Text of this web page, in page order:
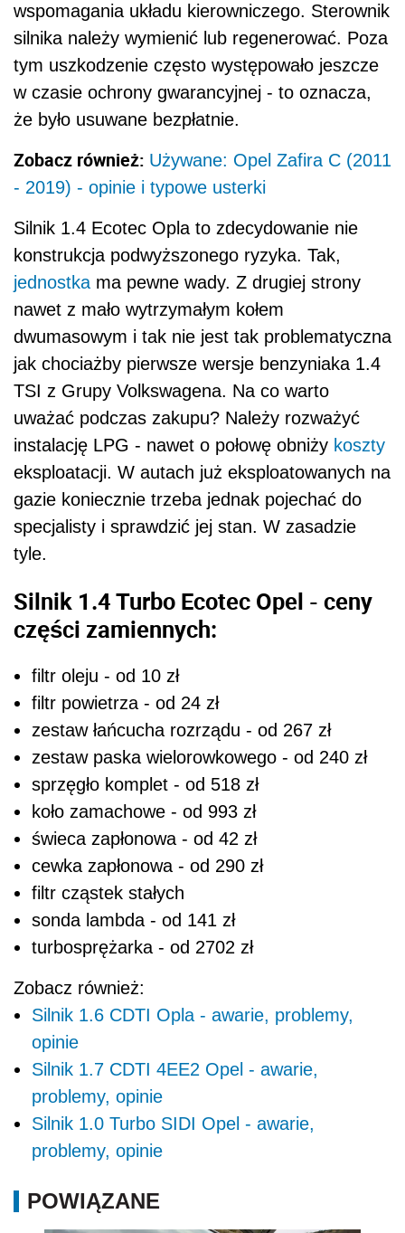
wspomagania układu kierowniczego. Sterownik
silnika należy wymienić lub regenerować. Poza
tym uszkodzenie często występowało jeszcze
w czasie ochrony gwarancyjnej - to oznacza,
że było usuwane bezpłatnie.
Zobacz również: Używane: Opel Zafira C (2011
- 2019) - opinie i typowe usterki
Silnik 1.4 Ecotec Opla to zdecydowanie nie
konstrukcja podwyższonego ryzyka. Tak,
jednostka ma pewne wady. Z drugiej strony
nawet z mało wytrzymałym kołem
dwumasowym i tak nie jest tak problematyczna
jak chociażby pierwsze wersje benzyniaka 1.4
TSI z Grupy Volkswagena. Na co warto
uważać podczas zakupu? Należy rozważyć
instalację LPG - nawet o połowę obniży koszty
eksploatacji. W autach już eksploatowanych na
gazie koniecznie trzeba jednak pojechać do
specjalisty i sprawdzić jej stan. W zasadzie
tyle.
Silnik 1.4 Turbo Ecotec Opel - ceny
części zamiennych:
filtr oleju - od 10 zł
filtr powietrza - od 24 zł
zestaw łańcucha rozrządu - od 267 zł
zestaw paska wielorowkowego - od 240 zł
sprzęgło komplet - od 518 zł
koło zamachowe - od 993 zł
świeca zapłonowa - od 42 zł
cewka zapłonowa - od 290 zł
filtr cząstek stałych
sonda lambda - od 141 zł
turbosprężarka - od 2702 zł
Zobacz również:
Silnik 1.6 CDTI Opla - awarie, problemy,
opinie
Silnik 1.7 CDTI 4EE2 Opel - awarie,
problemy, opinie
Silnik 1.0 Turbo SIDI Opel - awarie,
problemy, opinie
POWIĄZANE